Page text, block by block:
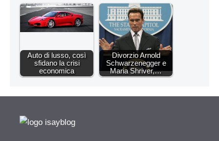
Auto di lusso, così
sfidano la crisi
economica
Divorzio Arnold
Schwarzenegger e
Maria Shriver,…